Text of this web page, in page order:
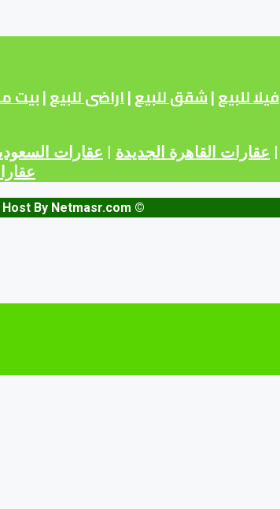
فيلا للبيع|شقق للبيع|اراضى للبيع|بيت
| عقارات القاهرة الجديدة | عقارات
© bayt.vip - Copyright © 2023 . All Rights Reserved. Design & Host By Netmasr.com